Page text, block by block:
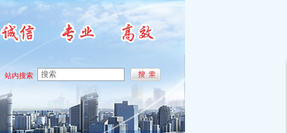
站内搜索